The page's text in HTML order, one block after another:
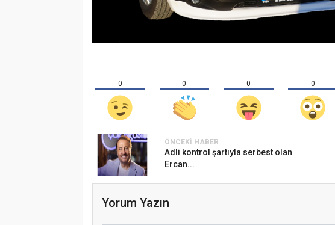
0 0 0 0
ÖNCEKI HABER
Adli kontrol şartıyla serbest olan
Ercan...
Yorum Yazın